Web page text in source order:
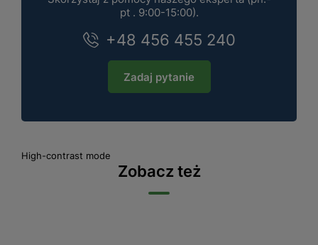
pt . 9:00-15:00).
+48 456 455 240
Zadaj pytanie
High-contrast mode
Zobacz też